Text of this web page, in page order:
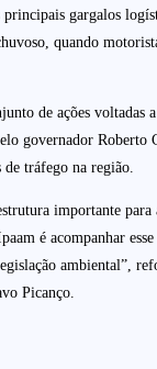
principais gargalos
quando
de ações voltadas a
governador Roberto
de tráfego na região.
importante
é acompanhar
ambiental”,
Picanço.